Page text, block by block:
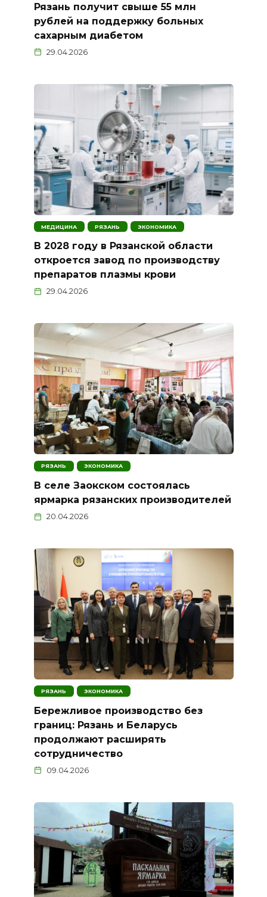
Рязань получит свыше 55 млн
рублей на поддержку больных
сахарным диабетом
29.04.2026
МЕДИЦИНА РЯЗАНЬ ЭКОНОМИКА
В 2028 году в Рязанской области
откроется завод по производству
препаратов плазмы крови
29.04.2026
РЯЗАНЬ ЭКОНОМИКА
В селе Заокском состоялась
ярмарка рязанских производителей
20.04.2026
РЯЗАНЬ ЭКОНОМИКА
Бережливое производство без
границ: Рязань и Беларусь
продолжают расширять
сотрудничество
09.04.2026